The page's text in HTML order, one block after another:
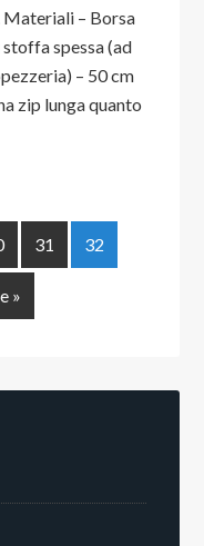
– Borsa
spessa (ad
– 50 cm
zip lunga quanto
31 32
»